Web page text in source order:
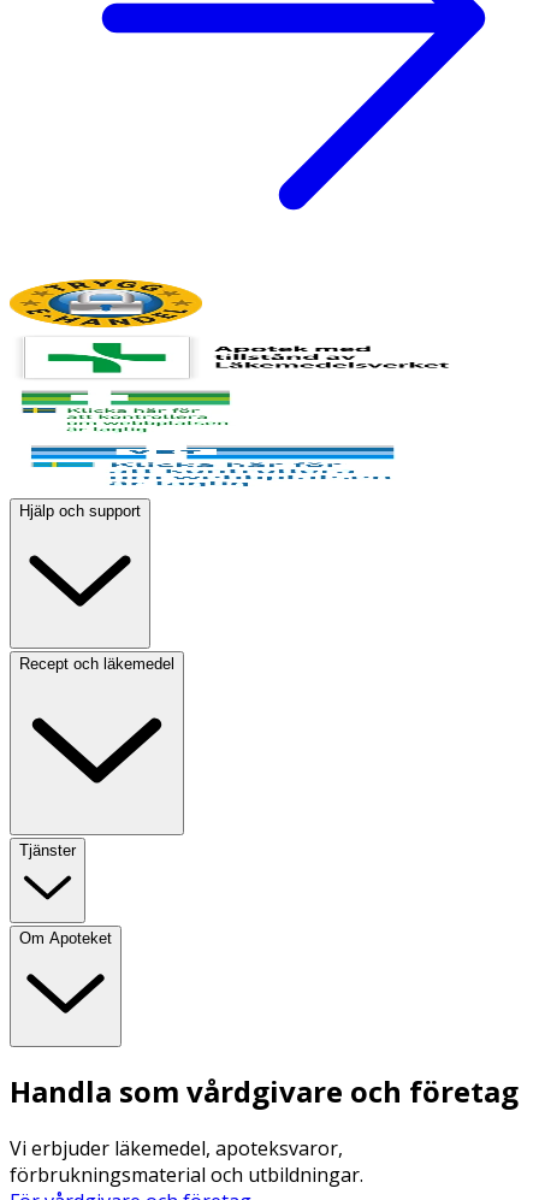
Hjälp och support
Recept och läkemedel
Tjänster
Om Apoteket
Handla som vårdgivare och företag
Vi erbjuder läkemedel, apoteksvaror,
förbrukningsmaterial och utbildningar.